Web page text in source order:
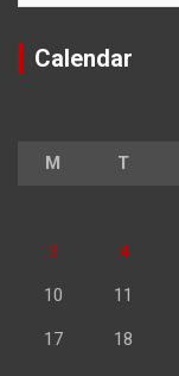
Calendar
M T
3 4
10 11
17 18